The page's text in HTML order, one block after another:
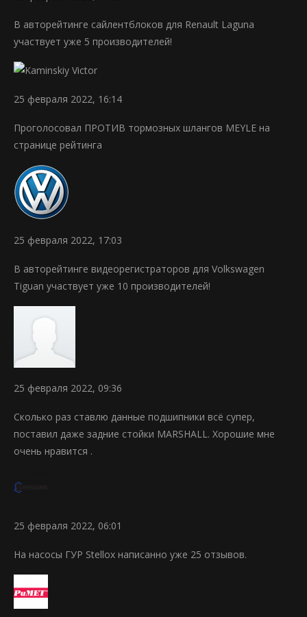
В авторейтинге сайлентблоков для Renault Laguna
участвует уже 5 производителей!
25 февраля 2022, 16:14
Проголосовал ПРОТИВ тормозных шлангов MEYLE на
странице рейтинга
25 февраля 2022, 17:03
В авторейтинге видеорегистраторов для Volkswagen
Tiguan участвует уже 10 производителей!
25 февраля 2022, 09:36
Сколько раз ставлю данные подшипники всё супер,
поставил даже задние стойки MARSHALL. Хорошие мне
очень нравится .
25 февраля 2022, 06:01
На насосы ГУР Stellox написанно уже 25 отзывов.